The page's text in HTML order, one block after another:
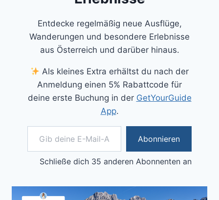
Entdecke regelmäßig neue Ausflüge,
Wanderungen und besondere Erlebnisse
aus Österreich und darüber hinaus.
Als kleines Extra erhältst du nach der
Anmeldung einen 5% Rabattcode für
deine erste Buchung in der GetYourGuide
App.
Gib deine E-Mail-Adresse ein ...
Abonnieren
Schließe dich 35 anderen Abonnenten an